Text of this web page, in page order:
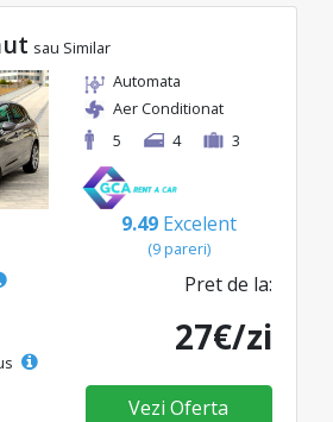
sau Similar
Automata
Aer Conditionat
5
4 3
9.49 Excelent
(9 pareri)
Pret de la:
27€/zi
Vezi Oferta